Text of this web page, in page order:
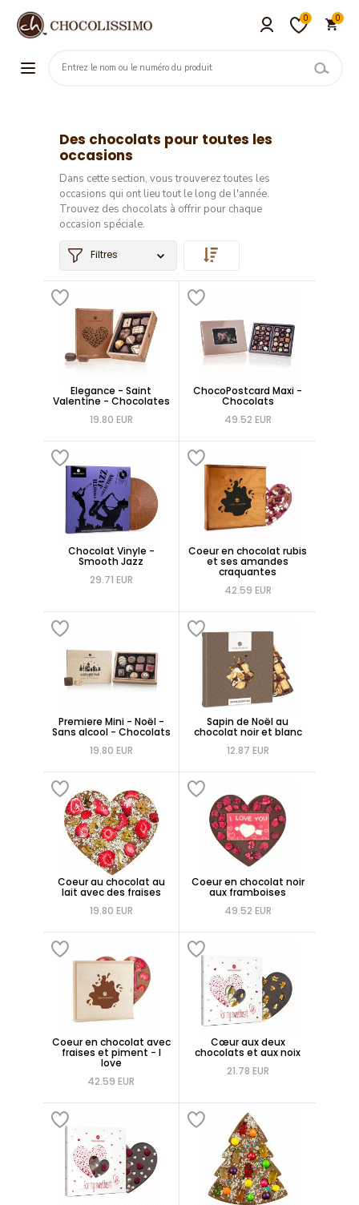
0 0
Des chocolats pour toutes les
occasions
Dans cette section, vous trouverez toutes les
occasions qui ont lieu tout le long de l'année.
Trouvez des chocolats à offrir pour chaque
occasion spéciale.
Filtres
Elegance - Saint
Valentine - Chocolates
19.80 EUR
ChocoPostcard Maxi -
Chocolats
49.52 EUR
Chocolat Vinyle -
Smooth Jazz
29.71 EUR
Coeur en chocolat rubis
et ses amandes
craquantes
42.59 EUR
Premiere Mini - Noël -
Sans alcool - Chocolats
19.80 EUR
Sapin de Noël au
chocolat noir et blanc
12.87 EUR
Coeur au chocolat au
lait avec des fraises
19.80 EUR
Coeur en chocolat noir
aux framboises
49.52 EUR
Coeur en chocolat avec
fraises et piment - I
love
42.59 EUR
Cœur aux deux
chocolats et aux noix
21.78 EUR